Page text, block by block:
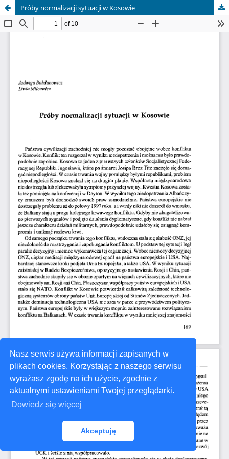
Nasz serwis używa informacji zapisanych w
plikach cookies. Korzystając z naszego serwisu
wyrażasz zgodę na ich użycie, zgodnie z
aktualnymi ustawieniami Twojej przeglądarki.
Dowiedz się więcej
Akceptuję
Próby normalizacji sytuacji w Kosowie